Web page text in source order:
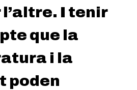
l’altre. I tenir
que la
i la
poden